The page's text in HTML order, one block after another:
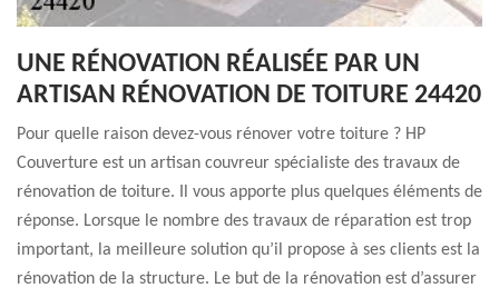
UNE RÉNOVATION RÉALISÉE PAR UN
ARTISAN RÉNOVATION DE TOITURE 24420
Pour quelle raison devez-vous rénover votre toiture ? HP
Couverture est un artisan couvreur spécialiste des travaux de
rénovation de toiture. Il vous apporte plus quelques éléments de
réponse. Lorsque le nombre des travaux de réparation est trop
important, la meilleure solution qu’il propose à ses clients est la
rénovation de la structure. Le but de la rénovation est d’assurer